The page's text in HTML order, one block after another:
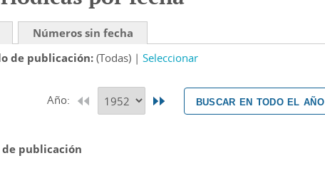
Números sin fecha
de publicación (Todas) Seleccionar
Año: buscar en todo el año
publicación